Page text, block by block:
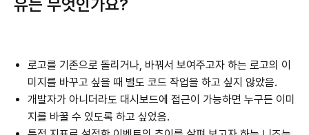
유는 무엇인가요?
로고를 기존으로 돌리거나, 바꿔서 보여주고자 하는 로고의 이
미지를 바꾸고 싶을 때 별도 코드 작업을 하고 싶지 않았음.
개발자가 아니더라도 대시보드에 접근이 가능하면 누구든 이미
지를 바꿀 수 있도록 하고 싶었음.